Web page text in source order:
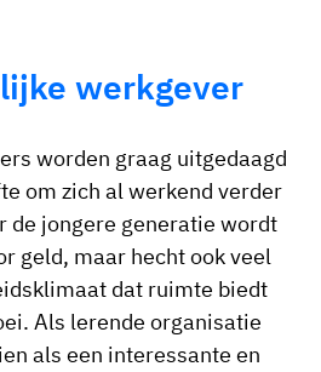
werkgever
worden graag uitgedaagd
om zich al werkend verder
de jongere generatie wordt
geld, maar hecht ook veel
dat ruimte biedt
Als lerende organisatie
als een interessante en